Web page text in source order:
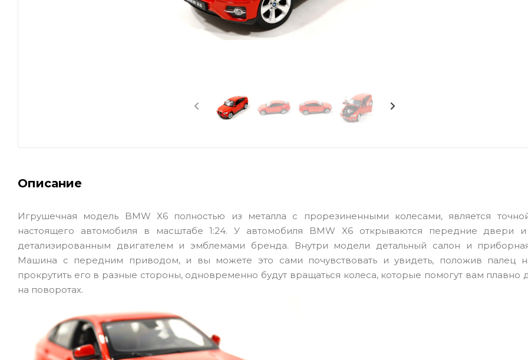
Описание
Игрушечная модель BMW X6 полностью из металла с прорезиненными колесами, является
настоящего автомобиля в масштабе 1:24. У автомобиля BMW X6 открываются передние двери
детализированным двигателем и эмблемами бренда. Внутри модели детальный салон и
Машина с передним приводом, и вы можете это сами почувствовать и увидеть, положив палец
прокрутить его в разные стороны, одновременно будут вращаться колеса, которые помогут вам плавно
на поворотах.